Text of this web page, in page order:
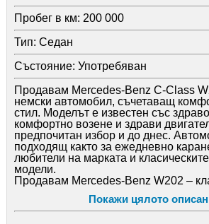
Пробег в км: 200 000
Тип: Седан
Състояние: Употребяван
Продавам Mercedes-Benz C-Class
немски автомобил, съчетаващ
стил. Моделът е известен със
комфортно возене и здрави
предпочитан избор и до днес.
подходящ както за ежедневно
любители на марката и
модели.
Продавам Mercedes-Benz W202 –
Колата е с характерната за Mercedes
изработка и приятно возене.
Покажи цялото